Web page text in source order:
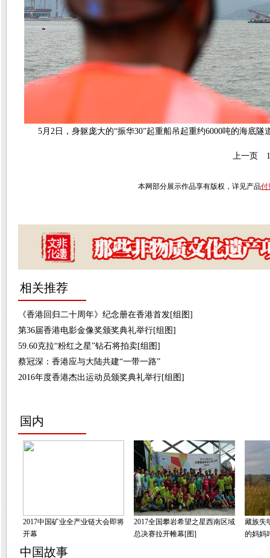
5月2日，身躯庞大的“振华30”起重船吊起重约6000吨的海底
上一页 1
本网部分展示作品享有版权，详见产品付
相关推荐
《香港回归二十周年》纪念册在香港首发[组图]
第36届香港电影金像奖颁奖典礼举行[组图]
59.60克拉“粉红之星”钻石将拍卖[组图]
蔡冠深：香港应与大陆共建“一带一路”
2016年度香港杰出运动员颁奖典礼举行[组图]